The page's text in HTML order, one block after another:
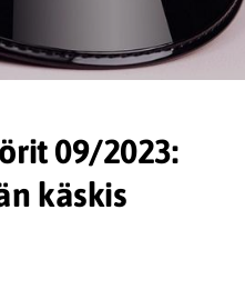
09/2023:
käskis